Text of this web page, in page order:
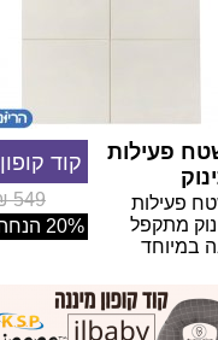
פעילות
פעילות
מתקפל
במיוחד
קוד קופון
549 ₪
20% הנחה